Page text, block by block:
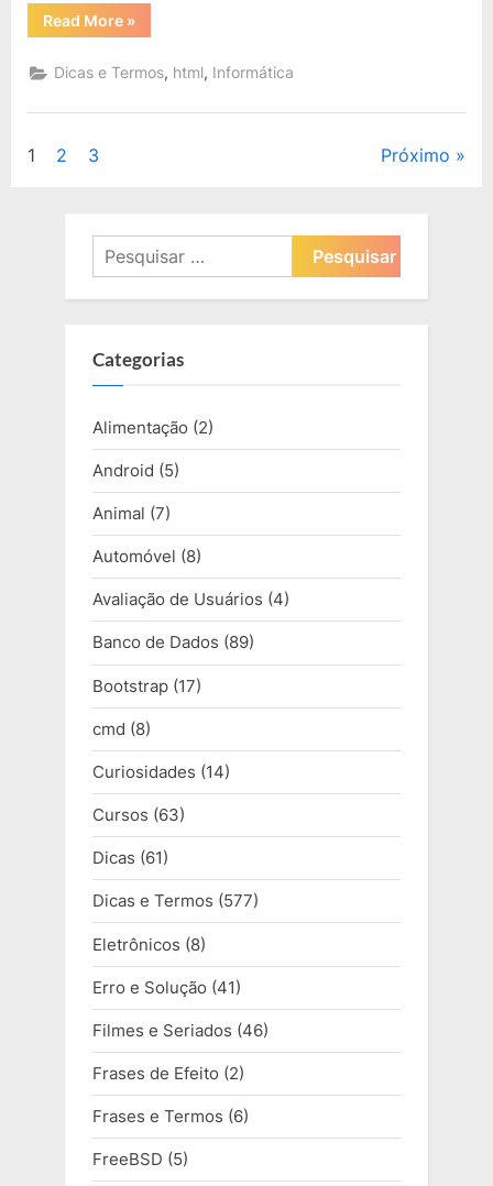
Read More“CSS:
Colocar
de
Rolagem
Div”
»
Dicas e Termos, html, Informática
Paginação
1 2 3 Próximo
Pesquisar
por:
Categorias
Alimentação (2)
Android (5)
Animal (7)
Automóvel (8)
Avaliação de Usuários (4)
Banco de Dados (89)
Bootstrap (17)
cmd (8)
Curiosidades (14)
Cursos (63)
Dicas (61)
Dicas e Termos (577)
Eletrônicos (8)
Erro e Solução (41)
Filmes e Seriados (46)
Frases de Efeito (2)
Frases e Termos (6)
FreeBSD (5)